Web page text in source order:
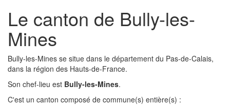
Le canton de Bully-les-
Mines
Bully-les-Mines se situe dans le département du Pas-de-Calais,
dans la région des Hauts-de-France.
Son chef-lieu est Bully-les-Mines.
C'est un canton composé de commune(s) entière(s) :